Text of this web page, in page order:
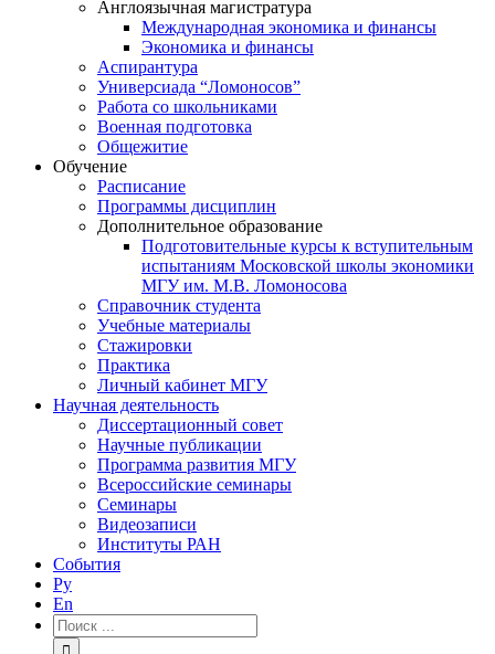
Англоязычная магистратура
Международная экономика и финансы
Экономика и финансы
Аспирантура
Универсиада “Ломоносов”
Работа со школьниками
Военная подготовка
Общежитие
Обучение
Расписание
Программы дисциплин
Дополнительное образование
Подготовительные курсы к вступительным
испытаниям Московской школы экономики
МГУ им. М.В. Ломоносова
Справочник студента
Учебные материалы
Стажировки
Практика
Личный кабинет МГУ
Научная деятельность
Диссертационный совет
Научные публикации
Программа развития МГУ
Всероссийские семинары
Семинары
Видеозаписи
Институты РАН
События
Ру
En
Результат
поиска: